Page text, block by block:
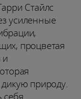
Стайлс
усиленные
процветая
и
природу.
себя